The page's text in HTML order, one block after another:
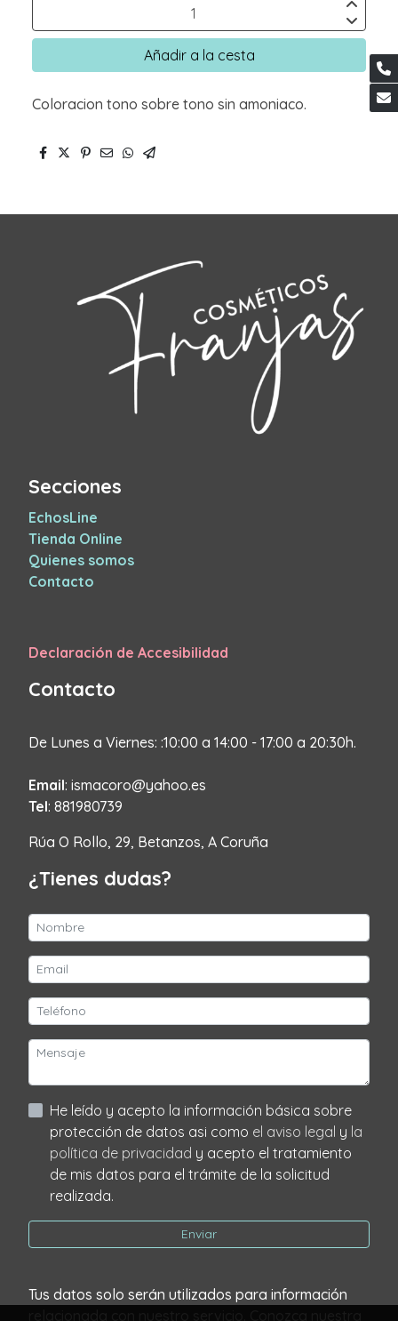
Añadir a la cesta
Coloracion tono sobre tono sin amoniaco.
Secciones
EchosLine
Tienda Online
Quienes somos
Contacto
Declaración de Accesibilidad
Contacto
De Lunes a Viernes: :10:00 a 14:00 - 17:00 a 20:30h.
Email: ismacoro@yahoo.es
Tel: 881980739
Rúa O Rollo, 29, Betanzos, A Coruña
¿Tienes dudas?
He leído y acepto la información básica sobre
protección de datos asi como el aviso legal y la
política de privacidad y acepto el tratamiento
de mis datos para el trámite de la solicitud
realizada.
Enviar
Tus datos solo serán utilizados para información